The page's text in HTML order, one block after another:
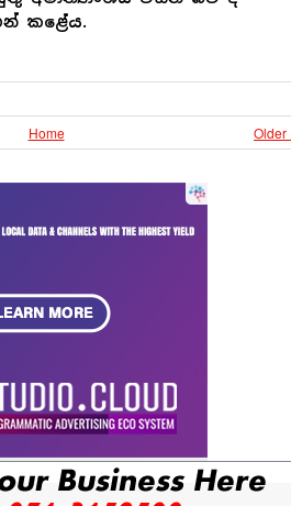
කළේය.
Older
Home